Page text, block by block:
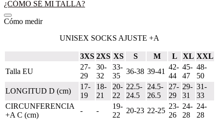
original
22,90 €.
actual
¿CÓMO SÉ MI TALLA?
Cómo medir
UNISEX SOCKS AJUSTE +A
3XS 2XS XS S M L XL XXL
Talla EU
27-
29
30-
32
33-
35
36-38 39-41
42-
44
45-
47
48-
50
LONGITUD D (cm)
17-
19
18-
21
20-
22
22.5-
24.5
24.5-
26.5
27-
29
29-
31
31-
33
CIRCUNFERENCIA
+A C (cm)
- -
19-
22
20-23 22-25
23-
26
24-
28
24-
28